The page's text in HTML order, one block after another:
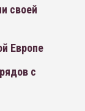
своей
Европе
с